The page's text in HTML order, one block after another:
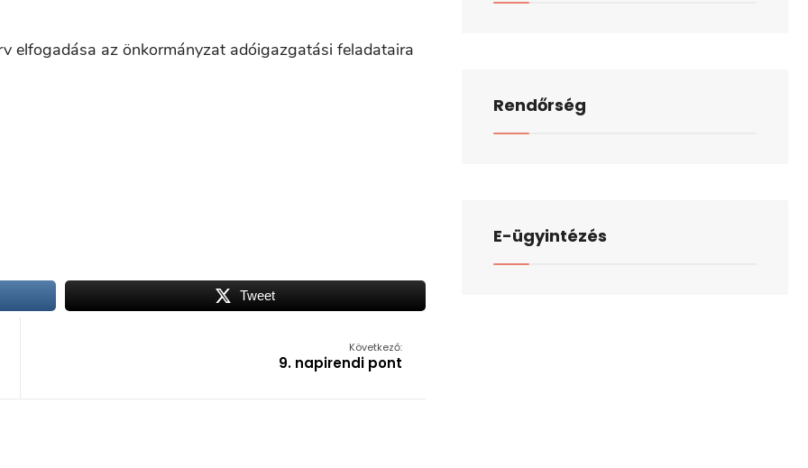
elfogadása az önkormányzat adóigazgatási feladataira
Tweet
Következő:
9. napirendi pont
Rendőrség
E-ügyintézés